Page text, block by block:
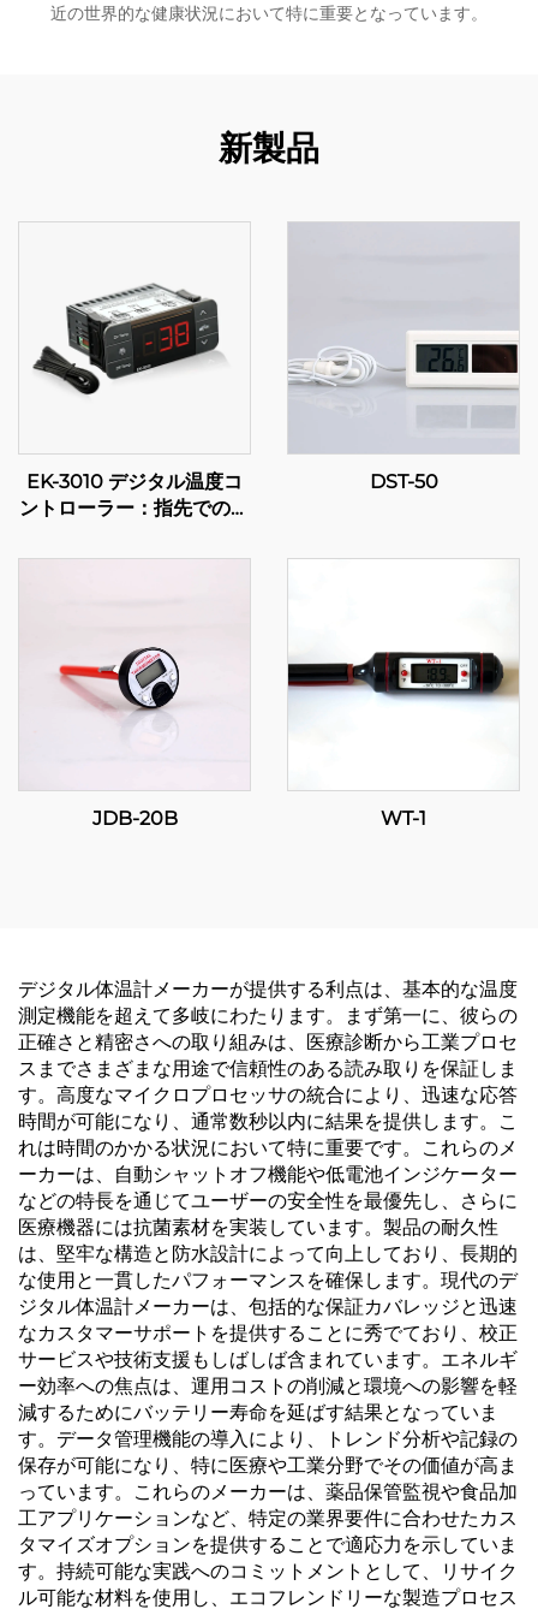
近の世界的な健康状況において特に重要となっています。
新製品
EK-3010 デジタル温度コ
ントローラー：指先での精
DST-50
JDB-20B WT-1
デジタル体温計メーカーが提供する利点は、基本的な温度
測定機能を超えて多岐にわたります。まず第一に、彼らの
正確さと精密さへの取り組みは、医療診断から工業プロセ
スまでさまざまな用途で信頼性のある読み取りを保証しま
す。高度なマイクロプロセッサの統合により、迅速な応答
時間が可能になり、通常数秒以内に結果を提供します。こ
れは時間のかかる状況において特に重要です。これらのメ
ーカーは、自動シャットオフ機能や低電池インジケーター
などの特長を通じてユーザーの安全性を最優先し、さらに
医療機器には抗菌素材を実装しています。製品の耐久性
は、堅牢な構造と防水設計によって向上しており、長期的
な使用と一貫したパフォーマンスを確保します。現代のデ
ジタル体温計メーカーは、包括的な保証カバレッジと迅速
なカスタマーサポートを提供することに秀でており、校正
サービスや技術支援もしばしば含まれています。エネルギ
ー効率への焦点は、運用コストの削減と環境への影響を軽
減するためにバッテリー寿命を延ばす結果となっていま
す。データ管理機能の導入により、トレンド分析や記録の
保存が可能になり、特に医療や工業分野でその価値が高ま
っています。これらのメーカーは、薬品保管監視や食品加
工アプリケーションなど、特定の業界要件に合わせたカス
タマイズオプションを提供することで適応力を示していま
す。持続可能な実践へのコミットメントとして、リサイク
ル可能な材料を使用し、エコフレンドリーな製造プロセス